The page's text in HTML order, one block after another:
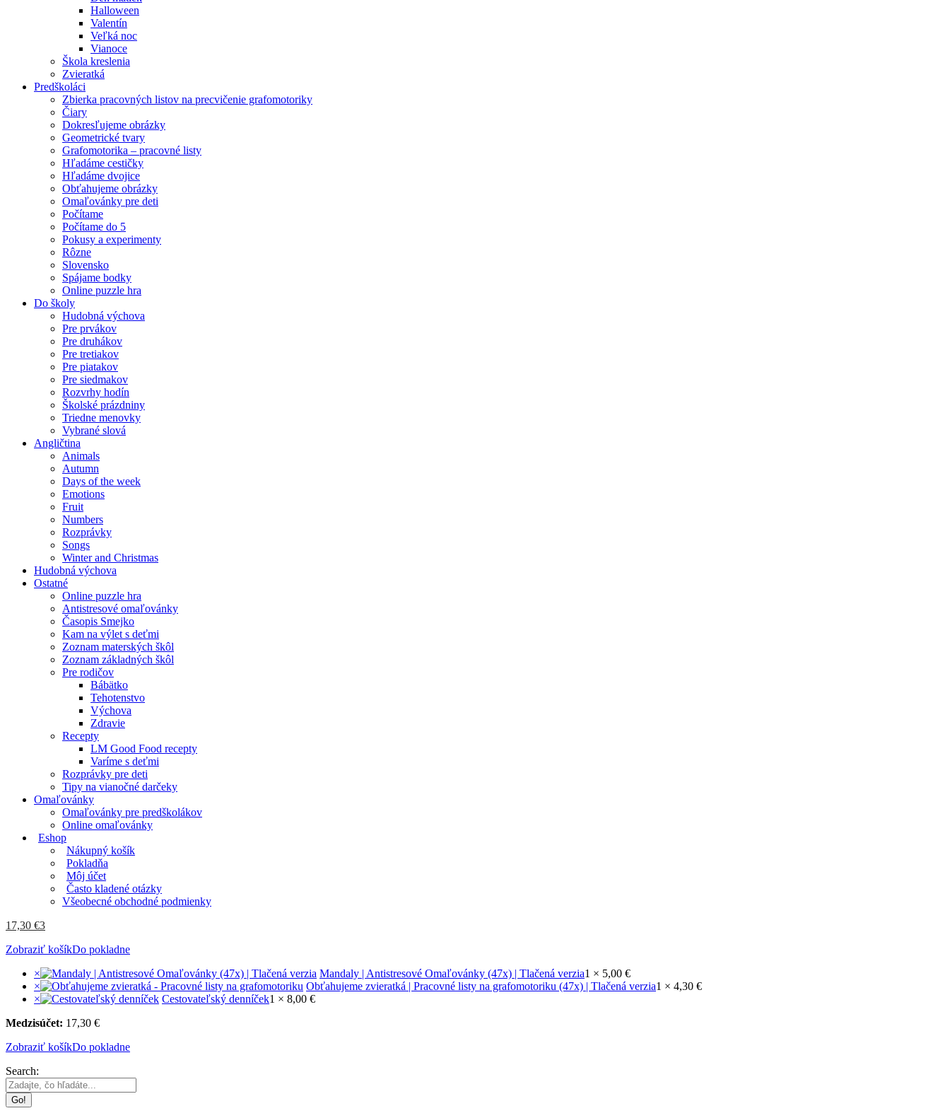
Halloween
Valentín
Veľká noc
Vianoce
Škola kreslenia
Zvieratká
Predškoláci
Zbierka pracovných listov na precvičenie grafomotoriky
Čiary
Dokresľujeme obrázky
Geometrické tvary
Grafomotorika – pracovné listy
Hľadáme cestičky
Hľadáme dvojice
Obťahujeme obrázky
Omaľovánky pre deti
Počítame
Počítame do 5
Pokusy a experimenty
Rôzne
Slovensko
Spájame bodky
Online puzzle hra
Do školy
Hudobná výchova
Pre prvákov
Pre druhákov
Pre tretiakov
Pre piatakov
Pre siedmakov
Rozvrhy hodín
Školské prázdniny
Triedne menovky
Vybrané slová
Angličtina
Animals
Autumn
Days of the week
Emotions
Fruit
Numbers
Rozprávky
Songs
Winter and Christmas
Hudobná výchova
Ostatné
Online puzzle hra
Antistresové omaľovánky
Časopis Smejko
Kam na výlet s deťmi
Zoznam materských škôl
Zoznam základných škôl
Pre rodičov
Bábätko
Tehotenstvo
Výchova
Zdravie
Recepty
LM Good Food recepty
Varíme s deťmi
Rozprávky pre deti
Tipy na vianočné darčeky
Omaľovánky
Omaľovánky pre predškolákov
Online omaľovánky
Eshop
Nákupný košík
Pokladňa
Môj účet
Často kladené otázky
Všeobecné obchodné podmienky
17,30 €3
Zobraziť košíkDo pokladne
×
Mandaly | Antistresové Omaľovánky (47x) | Tlačená verzia1 × 5,00 €
×
Obťahujeme zvieratká | Pracovné listy na grafomotoriku (47x) | Tlačená verzia1 × 4,30 €
×
Cestovateľský denníček1 × 8,00 €
Medzisúčet: 17,30 €
Zobraziť košíkDo pokladne
Search: